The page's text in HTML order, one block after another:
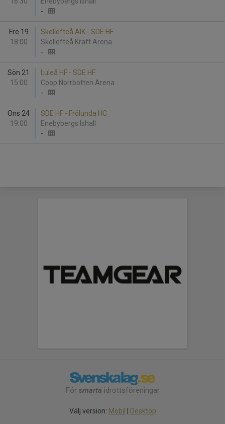
-
Fre 19
18:00
Skellefteå AIK - SDE HF
Skellefteå Kraft Arena
-
Sön 21
15:00
Luleå HF - SDE HF
Coop Norrbotten Arena
-
Ons 24
19:00
SDE HF - Frölunda HC
Enebybergs Ishall
-
För smarta idrottsföreningar
Välj version: Mobil Desktop